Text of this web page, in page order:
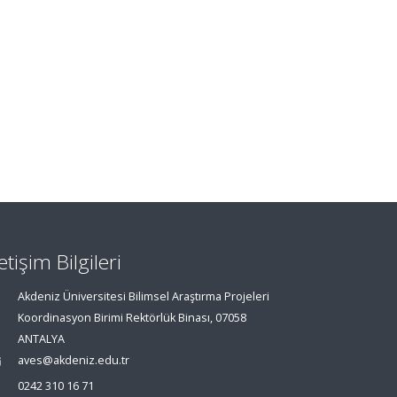
Bilgileri
Akdeniz Üniversitesi Bilimsel Araştırma Projeleri
Koordinasyon Birimi Rektörlük Binası, 07058
ANTALYA
aves@akdeniz.edu.tr
0242 310 16 71